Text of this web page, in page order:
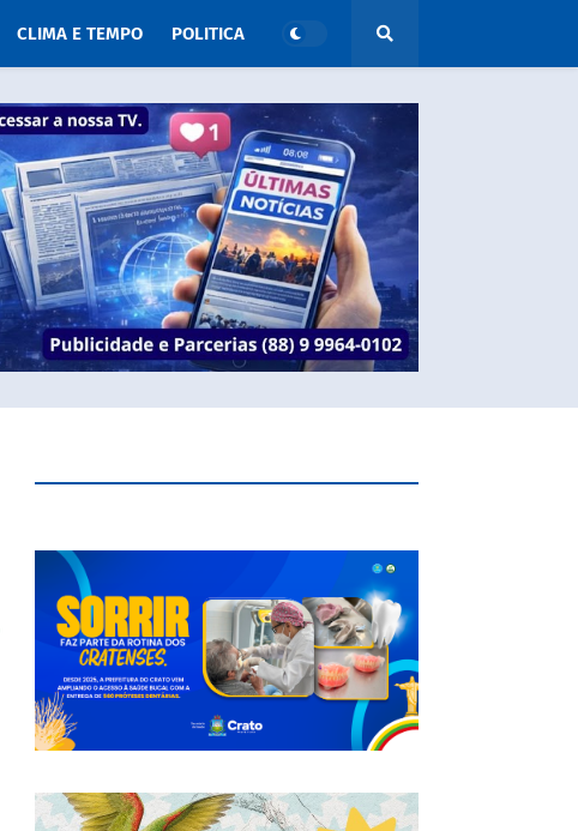
CLIMA E TEMPO POLITICA